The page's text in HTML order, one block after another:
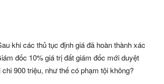
khi các thủ tục định giá đã hoàn thành xác
đốc 10% giá trị đất giám đốc mới duyệt
900 triệu, như thế có phạm tội không?